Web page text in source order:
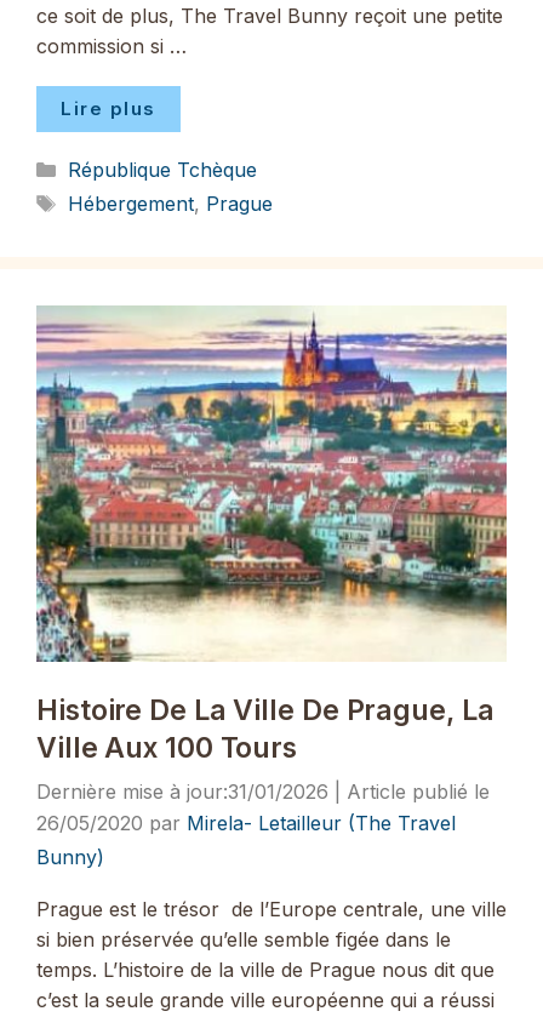
ce soit de plus, The Travel Bunny reçoit une petite
commission si …
Lire plus
Catégories
République Tchèque
Étiquettes
Hébergement, Prague
Histoire De La Ville De Prague, La
Ville Aux 100 Tours
31/01/2026
26/05/2020 par Mirela- Letailleur (The Travel
Bunny)
Prague est le trésor de l’Europe centrale, une ville
si bien préservée qu’elle semble figée dans le
temps. L’histoire de la ville de Prague nous dit que
c’est la seule grande ville européenne qui a réussi